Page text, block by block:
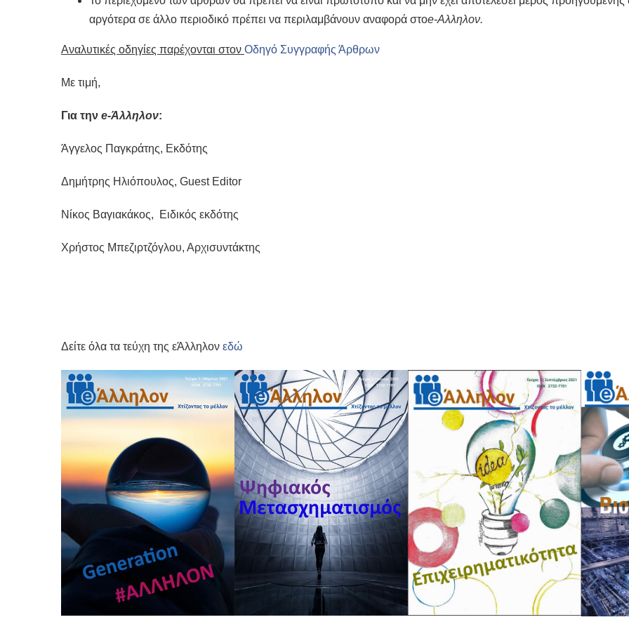
αργότερα σε άλλο περιοδικό πρέπει να περιλαμβάνουν αναφορά στοe-Αλληλον.
Αναλυτικές οδηγίες παρέχονται στον Οδηγό Συγγραφής Άρθρων
Με τιμή,
Για την e-Άλληλον:
Άγγελος Παγκράτης, Εκδότης
Δημήτρης Ηλιόπουλος, Guest Editor
Νίκος Βαγιακάκος, Ειδικός εκδότης
Χρήστος Μπεζιρτζόγλου, Αρχισυντάκτης
Δείτε όλα τα τεύχη της εΆλληλον εδώ